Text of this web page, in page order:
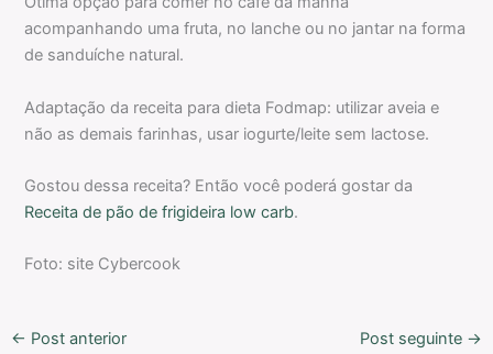
acompanhando uma fruta, no lanche ou no jantar na forma
de sanduíche natural.
Adaptação da receita para dieta Fodmap: utilizar aveia e
não as demais farinhas, usar iogurte/leite sem lactose.
Gostou dessa receita? Então você poderá gostar da
Receita de pão de frigideira low carb.
Foto: site Cybercook
← Post anterior Post seguinte →